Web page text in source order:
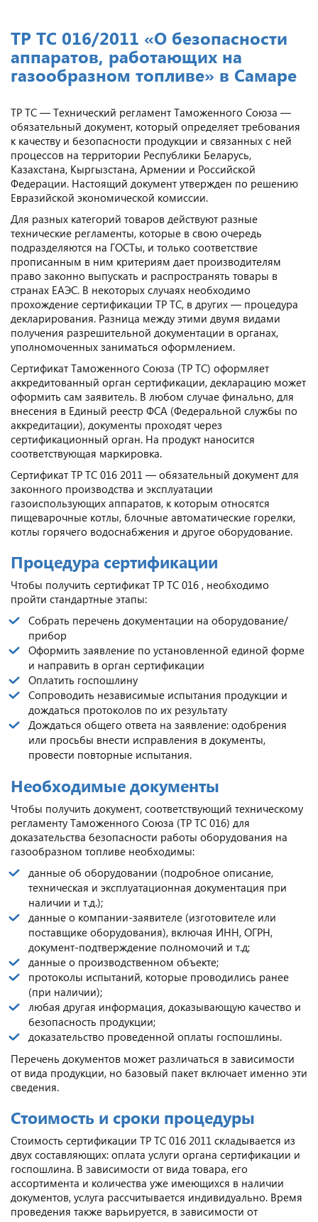
ТР ТС 016/2011 «О безопасности
аппаратов, работающих на
газообразном топливе» в Самаре
ТР ТС — Технический регламент Таможенного Союза —
обязательный документ, который определяет требования
к качеству и безопасности продукции и связанных с ней
процессов на территории Республики Беларусь,
Казахстана, Кыргызстана, Армении и Российской
Федерации. Настоящий документ утвержден по решению
Евразийской экономической комиссии.
Для разных категорий товаров действуют разные
технические регламенты, которые в свою очередь
подразделяются на ГОСТы, и только соответствие
прописанным в ним критериям дает производителям
право законно выпускать и распространять товары в
странах ЕАЭС. В некоторых случаях необходимо
прохождение сертификации ТР ТС, в других — процедура
декларирования. Разница между этими двумя видами
получения разрешительной документации в органах,
уполномоченных заниматься оформлением.
Сертификат Таможенного Союза (ТР ТС) оформляет
аккредитованный орган сертификации, декларацию может
оформить сам заявитель. В любом случае финально, для
внесения в Единый реестр ФСА (Федеральной службы по
аккредитации), документы проходят через
сертификационный орган. На продукт наносится
соответствующая маркировка.
Сертификат ТР ТС 016 2011 — обязательный документ для
законного производства и эксплуатации
газоиспользующих аппаратов, к которым относятся
пищеварочные котлы, блочные автоматические горелки,
котлы горячего водоснабжения и другое оборудование.
Процедура сертификации
Чтобы получить сертификат ТР ТС 016 , необходимо
пройти стандартные этапы:
Собрать перечень документации на оборудование/
прибор
Оформить заявление по установленной единой форме
и направить в орган сертификации
Оплатить госпошлину
Сопроводить независимые испытания продукции и
дождаться протоколов по их результату
Дождаться общего ответа на заявление: одобрения
или просьбы внести исправления в документы,
провести повторные испытания.
Необходимые документы
Чтобы получить документ, соответствующий техническому
регламенту Таможенного Союза (ТР ТС 016) для
доказательства безопасности работы оборудования на
газообразном топливе необходимы:
данные об оборудовании (подробное описание,
техническая и эксплуатационная документация при
наличии и т.д.);
данные о компании-заявителе (изготовителе или
поставщике оборудования), включая ИНН, ОГРН,
документ-подтверждение полномочий и т.д;
данные о производственном объекте;
протоколы испытаний, которые проводились ранее
(при наличии);
любая другая информация, доказывающую качество и
безопасность продукции;
доказательство проведенной оплаты госпошлины.
Перечень документов может различаться в зависимости
от вида продукции, но базовый пакет включает именно эти
сведения.
Стоимость и сроки процедуры
Стоимость сертификации ТР ТС 016 2011 складывается из
двух составляющих: оплата услуги органа сертификации и
госпошлина. В зависимости от вида товара, его
ассортимента и количества уже имеющихся в наличии
документов, услуга рассчитывается индивидуально. Время
проведения также варьируется, в зависимости от